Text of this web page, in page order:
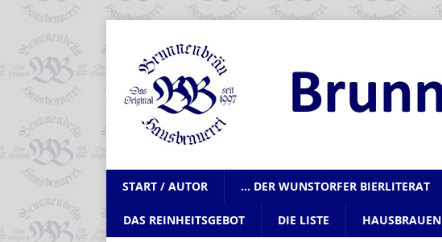
START / AUTOR … DER WUNSTORFER BIERLITERAT
DAS REINHEITSGEBOT DIE LISTE HAUSBRAUEN